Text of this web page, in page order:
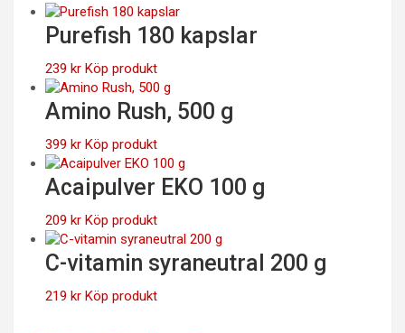
Purefish 180 kapslar
239 kr Köp produkt
Amino Rush, 500 g
399 kr Köp produkt
Acaipulver EKO 100 g
209 kr Köp produkt
C-vitamin syraneutral 200 g
219 kr Köp produkt